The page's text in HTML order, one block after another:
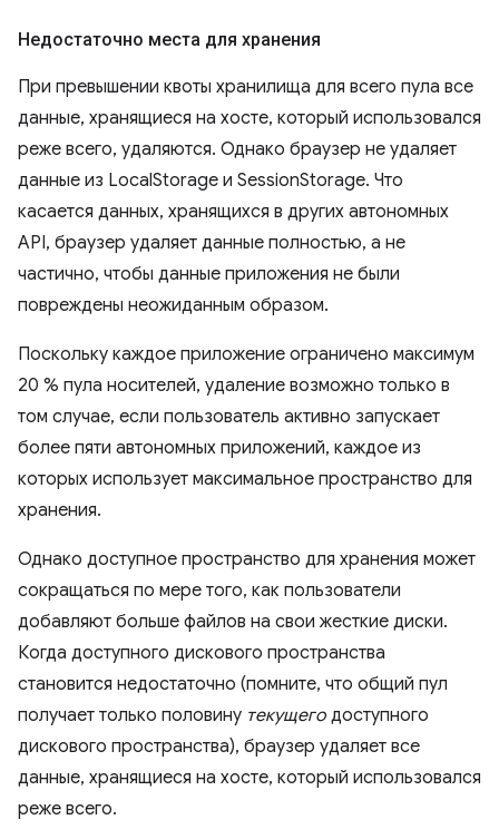
Недостаточно места для хранения
При превышении квоты хранилища для всего пула все
данные, хранящиеся на хосте, который использовался
реже всего, удаляются. Однако браузер не удаляет
данные из LocalStorage и SessionStorage. Что
касается данных, хранящихся в других автономных
API, браузер удаляет данные полностью, а не
частично, чтобы данные приложения не были
повреждены неожиданным образом.
Поскольку каждое приложение ограничено максимум
20 % пула носителей, удаление возможно только в
том случае, если пользователь активно запускает
более пяти автономных приложений, каждое из
которых использует максимальное пространство для
хранения.
Однако доступное пространство для хранения может
сокращаться по мере того, как пользователи
добавляют больше файлов на свои жесткие диски.
Когда доступного дискового пространства
становится недостаточно (помните, что общий пул
получает только половину текущего доступного
дискового пространства), браузер удаляет все
данные, хранящиеся на хосте, который использовался
реже всего.